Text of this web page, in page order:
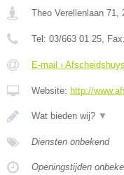
Theo Verellenlaan 71
Tel: 03/663 01 25 , Fax:
E-mail ›
Website: http://
Wat bieden wij? ▼
Diensten onbekend
Openingstijden